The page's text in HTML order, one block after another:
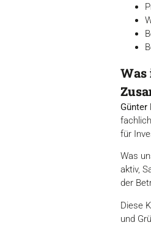
Was
Günter
für
Was
aktiv,
der
Diese
und